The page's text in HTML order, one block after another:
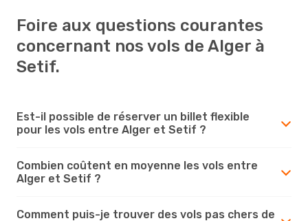
Foire aux questions courantes
concernant nos vols de Alger à
Setif.
Est-il possible de réserver un billet flexible
pour les vols entre Alger et Setif ?
Combien coûtent en moyenne les vols entre
Alger et Setif ?
Comment puis-je trouver des vols pas chers de